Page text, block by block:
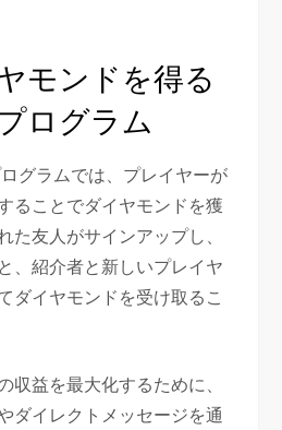
モンドを得る
ログラム
グラムでは、プレイヤーが
ることでダイヤモンドを獲
た友人がサインアップし、
、紹介者と新しいプレイヤ
ダイヤモンドを受け取るこ
収益を最大化するために、
ダイレクトメッセージを通